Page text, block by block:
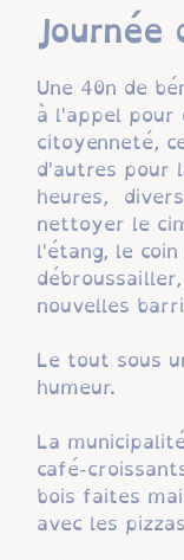
Journée
Une 40n de
à l'appel
citoyenneté,
d'autres pour
heures,
nettoyer le
l'étang, le
nouvelles
Le tout sous
humeur.
La
café-
bois faites
avec les